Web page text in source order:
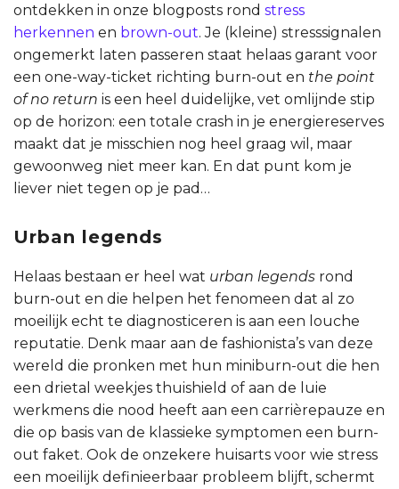
ontdekken in onze blogposts rond stress
herkennen en brown-out. Je (kleine) stresssignalen
ongemerkt laten passeren staat helaas garant voor
een one-way-ticket richting burn-out en the point
of no return is een heel duidelijke, vet omlijnde stip
op de horizon: een totale crash in je energiereserves
maakt dat je misschien nog heel graag wil, maar
gewoonweg niet meer kan. En dat punt kom je
liever niet tegen op je pad…
Urban legends
Helaas bestaan er heel wat urban legends rond
burn-out en die helpen het fenomeen dat al zo
moeilijk echt te diagnosticeren is aan een louche
reputatie. Denk maar aan de fashionista’s van deze
wereld die pronken met hun miniburn-out die hen
een drietal weekjes thuishield of aan de luie
werkmens die nood heeft aan een carrièrepauze en
die op basis van de klassieke symptomen een burn-
out faket. Ook de onzekere huisarts voor wie stress
een moeilijk definieerbaar probleem blijft, schermt